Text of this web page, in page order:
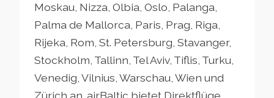
Moskau, Nizza, Olbia, Oslo, Palanga,
Palma de Mallorca, Paris, Prag, Riga,
Rijeka, Rom, St. Petersburg, Stavanger,
Stockholm, Tallinn, Tel Aviv, Tiflis, Turku,
Venedig, Vilnius, Warschau, Wien und
Zürich an. airBaltic bietet Direktflüge